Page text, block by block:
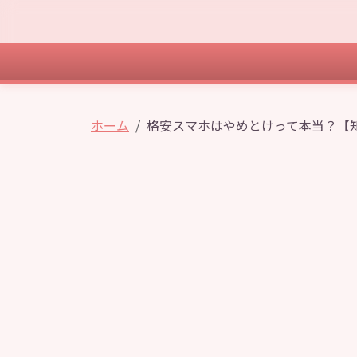
ホーム 格安スマホはやめとけって本当？【